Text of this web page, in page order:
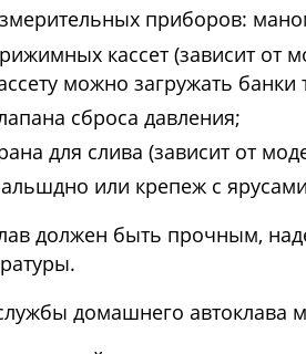
приборов:
кассет (зависит от
можно загружать
сброса давления;
для слива (зависит от
или крепеж с
должен быть прочным,
домашнего автоклава